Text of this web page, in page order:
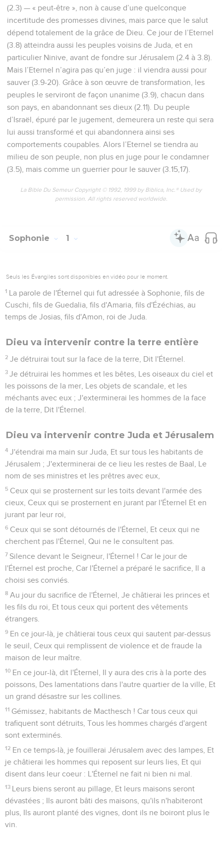
(2.3) — « peut-être », non à cause d’une quelconque
incertitude des promesses divines, mais parce que le salut
dépend totalement de la grâce de Dieu. Ce jour de l’Eternel
(3.8) atteindra aussi les peuples voisins de Juda, et en
particulier Ninive, avant de fondre sur Jérusalem (2.4 à 3.8).
Mais l’Eternel n’agira pas qu’en juge : il viendra aussi pour
sauver (3.9-20). Grâce à son œuvre de transformation, les
peuples le serviront de façon unanime (3.9), chacun dans
son pays, en abandonnant ses dieux (2.11). Du peuple
d’Israël, épuré par le jugement, demeurera un reste qui sera
lui aussi transformé et qui abandonnera ainsi ses
comportements coupables. Alors l’Eternel se tiendra au
milieu de son peuple, non plus en juge pour le condamner
(3.5), mais comme un guerrier pour le sauver (3.15,17).
La Bible Du Semeur Copyright © 1992, 1999 by Biblica, Inc.® Used by
permission. All rights reserved worldwide.
Sophonie 1
Seuls les Évangiles sont disponibles en vidéo pour le moment.
1 La parole de l'Éternel qui fut adressée à Sophonie, fils de
Cuschi, fils de Guedalia, fils d'Amaria, fils d'Ézéchias, au
temps de Josias, fils d'Amon, roi de Juda.
Dieu va intervenir contre la terre entière
2 Je détruirai tout sur la face de la terre, Dit l'Éternel.
3 Je détruirai les hommes et les bêtes, Les oiseaux du ciel et
les poissons de la mer, Les objets de scandale, et les
méchants avec eux ; J'exterminerai les hommes de la face
de la terre, Dit l'Éternel.
Dieu va intervenir contre Juda et Jérusalem
4 J'étendrai ma main sur Juda, Et sur tous les habitants de
Jérusalem ; J'exterminerai de ce lieu les restes de Baal, Le
nom de ses ministres et les prêtres avec eux,
5 Ceux qui se prosternent sur les toits devant l'armée des
cieux, Ceux qui se prosternent en jurant par l'Éternel Et en
jurant par leur roi,
6 Ceux qui se sont détournés de l'Éternel, Et ceux qui ne
cherchent pas l'Éternel, Qui ne le consultent pas.
7 Silence devant le Seigneur, l'Éternel ! Car le jour de
l'Éternel est proche, Car l'Éternel a préparé le sacrifice, Il a
choisi ses conviés.
8 Au jour du sacrifice de l'Éternel, Je châtierai les princes et
les fils du roi, Et tous ceux qui portent des vêtements
étrangers.
9 En ce jour-là, je châtierai tous ceux qui sautent par-dessus
le seuil, Ceux qui remplissent de violence et de fraude la
maison de leur maître.
10 En ce jour-là, dit l'Éternel, Il y aura des cris à la porte des
poissons, Des lamentations dans l'autre quartier de la ville, Et
un grand désastre sur les collines.
11 Gémissez, habitants de Macthesch ! Car tous ceux qui
trafiquent sont détruits, Tous les hommes chargés d'argent
sont exterminés.
12 En ce temps-là, je fouillerai Jérusalem avec des lampes, Et
je châtierai les hommes qui reposent sur leurs lies, Et qui
disent dans leur coeur : L'Éternel ne fait ni bien ni mal.
13 Leurs biens seront au pillage, Et leurs maisons seront
dévastées ; Ils auront bâti des maisons, qu'ils n'habiteront
plus, Ils auront planté des vignes, dont ils ne boiront plus le
vin.